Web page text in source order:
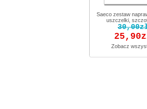
Saeco zestaw
uszczelki,
Zobacz